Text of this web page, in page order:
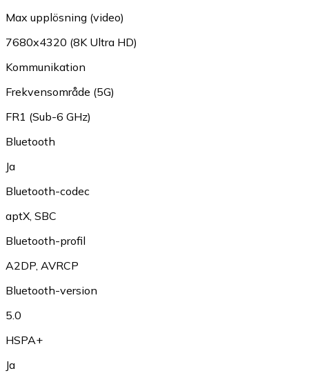
Max upplösning (video)
7680x4320 (8K Ultra HD)
Kommunikation
Frekvensområde (5G)
FR1 (Sub-6 GHz)
Bluetooth
Ja
Bluetooth-codec
aptX, SBC
Bluetooth-profil
A2DP, AVRCP
Bluetooth-version
5.0
HSPA+
Ja